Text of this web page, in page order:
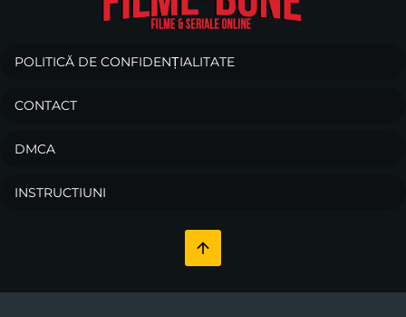
POLITICĂ DE CONFIDENȚIALITATE
CONTACT
DMCA
INSTRUCTIUNI